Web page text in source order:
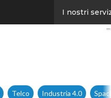
I nostri
Telco Industria 4.0